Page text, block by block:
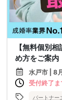
【無料個別
め方をご案内
水戸市 | 8
受付終了
パートナー